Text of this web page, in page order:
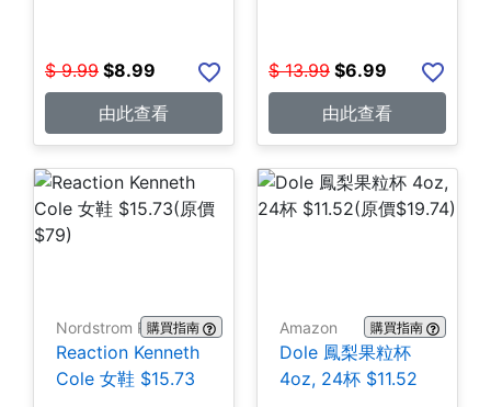
$ 9.99 $8.99
由此查看
$ 13.99 $6.99
由此查看
Nordstrom Rack購買指南
Reaction Kenneth
Cole 女鞋 $15.73
Amazon 購買指南
Dole 鳳梨果粒杯
4oz, 24杯 $11.52